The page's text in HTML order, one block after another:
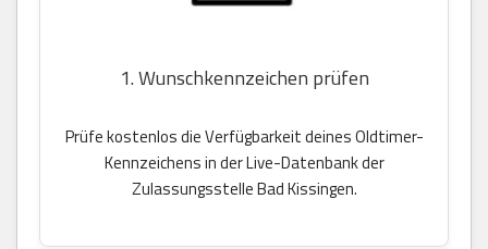
1. Wunschkennzeichen prüfen
Prüfe kostenlos die Verfügbarkeit deines Oldtimer-
Kennzeichens in der Live-Datenbank der
Zulassungsstelle Bad Kissingen.